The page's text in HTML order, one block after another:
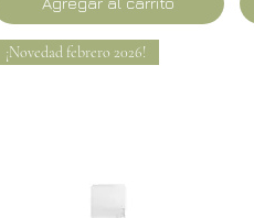
¡Novedad febrero 2026!